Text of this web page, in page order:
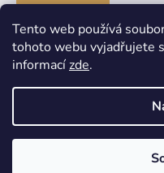
Tento web používá
tohoto webu vyjadřujete
informacízde.